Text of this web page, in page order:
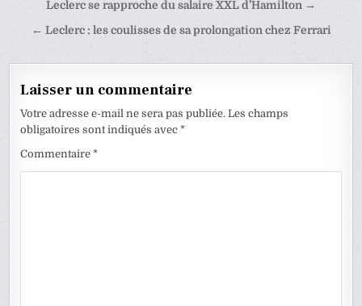
Navigation
Leclerc se rapproche du salaire XXL d’Hamilton →
← Leclerc : les coulisses de sa prolongation chez Ferrari
Laisser un commentaire
Votre adresse e-mail ne sera pas publiée. Les champs
obligatoires sont indiqués avec*
Commentaire*